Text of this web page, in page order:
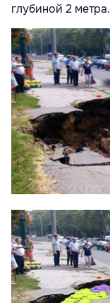
глубиной 2 метра.